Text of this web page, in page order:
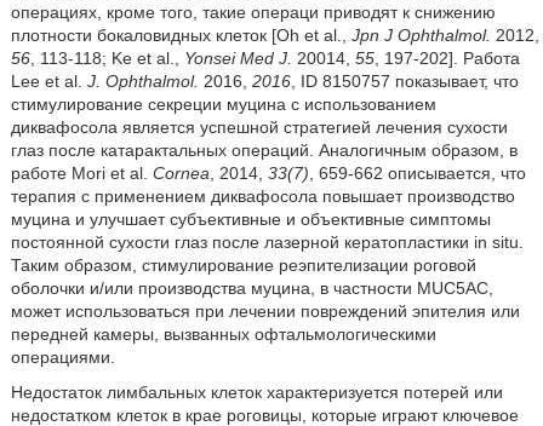
операциях, кроме того, такие операци приводят к снижению
плотности бокаловидных клеток [Oh et al., Jpn J Ophthalmol. 2012,
56, 113-118; Ke et al., Yonsei Med J. 20014, 55, 197-202]. Работа
Lee et al. J. Ophthalmol. 2016, 2016, ID 8150757 показывает, что
стимулирование секреции муцина с использованием
диквафосола является успешной стратегией лечения сухости
глаз после катарактальных операций. Аналогичным образом, в
работе Mori et al. Cornea , 2014, 33(7) , 659-662 описывается, что
терапия с применением диквафосола повышает производство
муцина и улучшает субъективные и объективные симптомы
постоянной сухости глаз после лазерной кератопластики in situ.
Таким образом, стимулирование реэпителизации роговой
оболочки и/или производства муцина, в частности MUC5AC,
может использоваться при лечении повреждений эпителия или
передней камеры, вызванных офтальмологическими
операциями.
Недостаток лимбальных клеток характеризуется потерей или
недостатком клеток в крае роговицы, которые играют ключевое